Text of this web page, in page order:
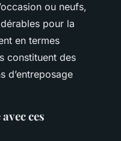
ou neufs,
pour la
en termes
constituent des
d’entreposage
ces